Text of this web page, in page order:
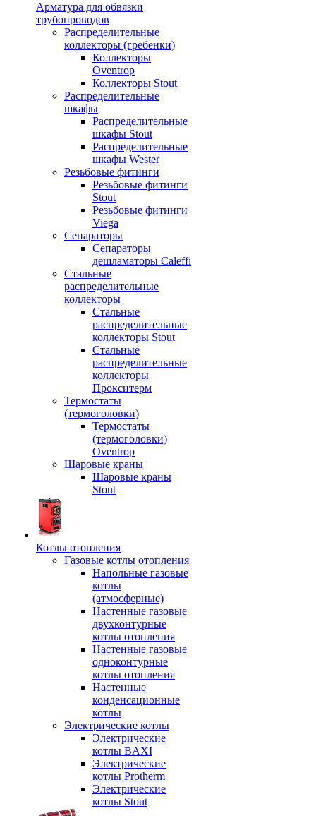
Арматура для обвязки
трубопроводов
Распределительные
коллекторы (гребенки)
Коллекторы
Oventrop
Коллекторы Stout
Распределительные
шкафы
Распределительные
шкафы Stout
Распределительные
шкафы Wester
Резьбовые фитинги
Резьбовые фитинги
Stout
Резьбовые фитинги
Viega
Сепараторы
Сепараторы
дешламаторы Caleffi
Стальные
распределительные
коллекторы
Стальные
распределительные
коллекторы Stout
Стальные
распределительные
коллекторы
Прокситерм
Термостаты
(термоголовки)
Термостаты
(термоголовки)
Oventrop
Шаровые краны
Шаровые краны
Stout
Котлы отопления
Газовые котлы отопления
Напольные газовые
котлы
(атмосферные)
Настенные газовые
двухконтурные
котлы отопления
Настенные газовые
одноконтурные
котлы отопления
Настенные
конденсационные
котлы
Электрические котлы
Электрические
котлы BAXI
Электрические
котлы Protherm
Электрические
котлы Stout